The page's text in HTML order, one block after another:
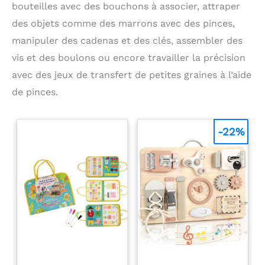
certifiés CE, FCC et ROHS.
petites pièces, résistant
quotidien. Ce jouet
Montessori premium
pendant des années.
Marque française GREES
— SAV réactif et
les cadeaux familiaux. Le jouet enfant montessori
est à la fois amusant et éducatif, ce qui en fait le
meilleur choix pour un jouet de développement,
tant pour les garçons que pour les filles.
bouteilles avec des bouchons à associer, attraper
des objets comme des marrons avec des pinces,
manipuler des cadenas et des clés, assembler des
vis et des boulons ou encore travailler la précision
avec des jeux de transfert de petites graines à l’aide
de pinces.
-22%